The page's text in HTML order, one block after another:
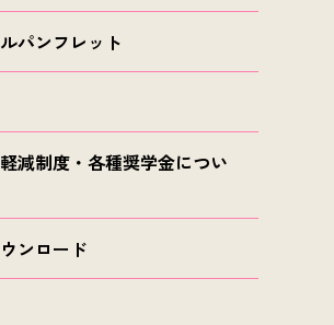
パンフレット
減制度・各種奨学金につい
ンロード